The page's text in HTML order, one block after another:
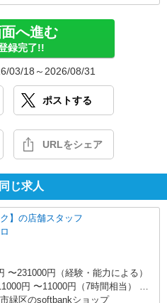
へ進む
録完了!!
03/18～2026/08/31
ポストする
URLをシェア
じ求人
】の店舗スタッフ
〜231000円（経験・能力による）
円 〜11000円（7時間相当） ＊
間外労働の有無にかかわらず、固
緑区のsoftbankショップ